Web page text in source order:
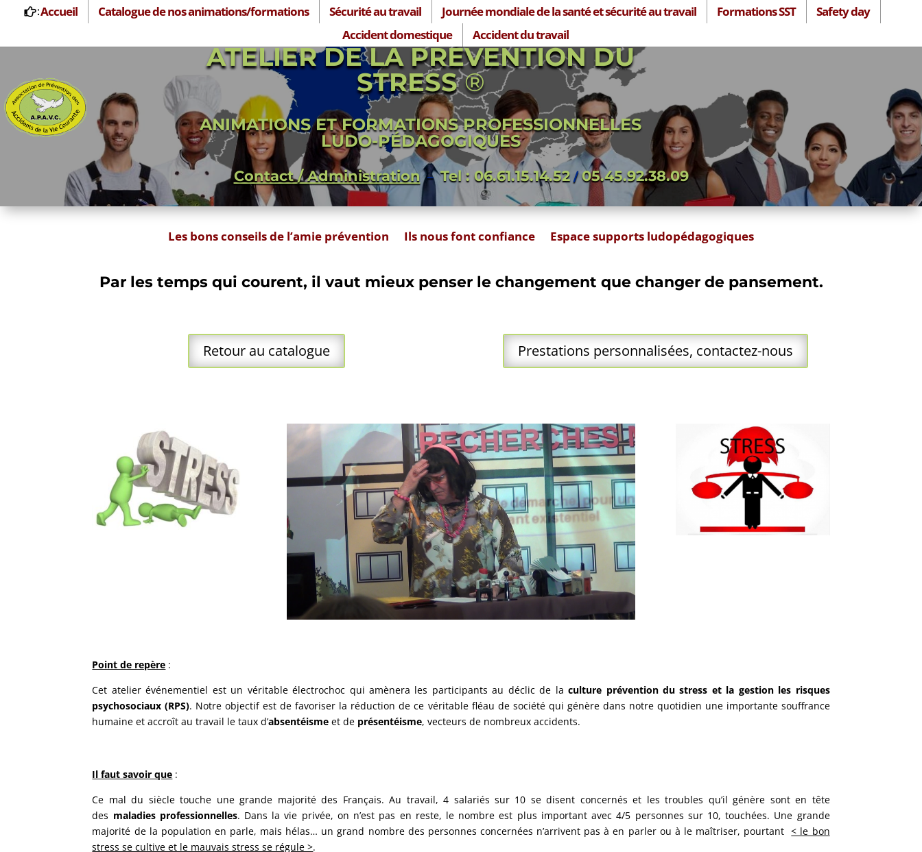
Accueil Catalogue de nos animations/formations Sécurité au travail Journée mondiale de la santé et sécurité au travail Formations SST
Safety day
Accident domestique
Accident du travail
ATELIER DE LA PRÉVENTION DU
STRESS®
ANIMATIONS ET FORMATIONS PROFESSIONNELLES
LUDO-PÉDAGOGIQUES
Contact / Administration –Tel : 06.61.15.14.52/ 05.45.92.38.09
Les bons conseils de l’amie prévention Ils nous font confiance Espace supports ludopédagogiques
Par les temps qui courent, il vaut mieux penser le changement que changer de pansement.
Retour au catalogue Prestations personnalisées, contactez-nous
Point de repère :
Cet atelier événementiel est un véritable électrochoc qui amènera les participants au déclic de la culture prévention du stress et la gestion les risques
psychosociaux (RPS). Notre objectif est de favoriser la réduction de ce véritable fléau de société qui génère dans notre quotidien une importante souffrance
humaine et accroît au travail le taux d’absentéisme et de présentéisme, vecteurs de nombreux accidents.
Il faut savoir que :
Ce mal du siècle touche une grande majorité des Français. Au travail, 4 salariés sur 10 se disent concernés et les troubles qu’il génère sont en tête
des maladies professionnelles. Dans la vie privée, on n’est pas en reste, le nombre est plus important avec 4/5 personnes sur 10, touchées. Une grande
majorité de la population en parle, mais hélas… un grand nombre des personnes concernées n’arrivent pas à en parler ou à le maîtriser, pourtant< le bon
stress se cultive et le mauvais stress se régule >.